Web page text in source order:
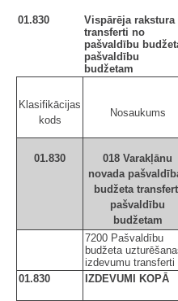
01.830
Vispārēja rakstura
transferti no
pašvaldību
pašvaldību
budžetam
Klasifikācijas
kods
Nosaukums
01.830
018 Varakļānu
novada
budžeta
pašvaldību
budžetam
7200 Pašvaldību
budžeta
izdevumu transferti
01.830
IZDEVUMI KOPĀ